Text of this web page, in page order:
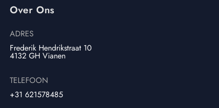
Over Ons
ADRES
Frederik Hendrikstraat 10
4132 GH Vianen
TELEFOON
+31 621578485